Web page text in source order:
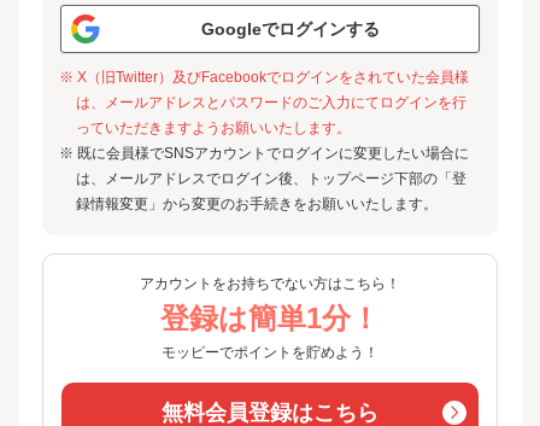
Googleでログインする
※ X（旧Twitter）及びFacebookでログインをされていた会員様
は、メールアドレスとパスワードのご入力にてログインを行
っていただきますようお願いいたします。
※ 既に会員様でSNSアカウントでログインに変更したい場合に
は、メールアドレスでログイン後、トップページ下部の「登
録情報変更」から変更のお手続きをお願いいたします。
アカウントをお持ちでない方はこちら！
登録は簡単1分！
モッピーでポイントを貯めよう！
無料会員登録はこちら